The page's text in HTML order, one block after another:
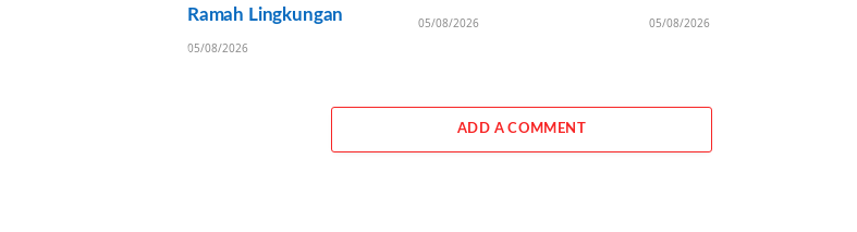
Ramah Lingkungan
05/08/2026
05/08/2026 05/08/2026
ADD A COMMENT